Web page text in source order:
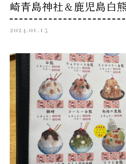
崎青島神社＆鹿児島白
2024.01.15
アクセス